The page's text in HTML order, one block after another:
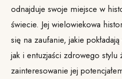
odnajduje swoje miejsce w
świecie. Jej wielowiekowa
się na zaufanie, jakie
jak i entuzjaści zdrowego stylu
zainteresowanie jej